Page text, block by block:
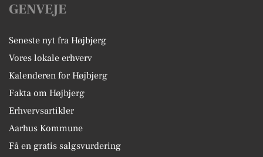
GENVEJE
Seneste nyt fra Højbjerg
Vores lokale erhverv
Kalenderen for Højbjerg
Fakta om Højbjerg
Erhvervsartikler
Aarhus Kommune
Få en gratis salgsvurdering